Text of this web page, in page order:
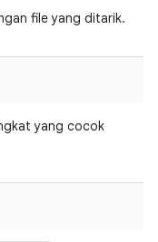
file yang ditarik.
yang cocok